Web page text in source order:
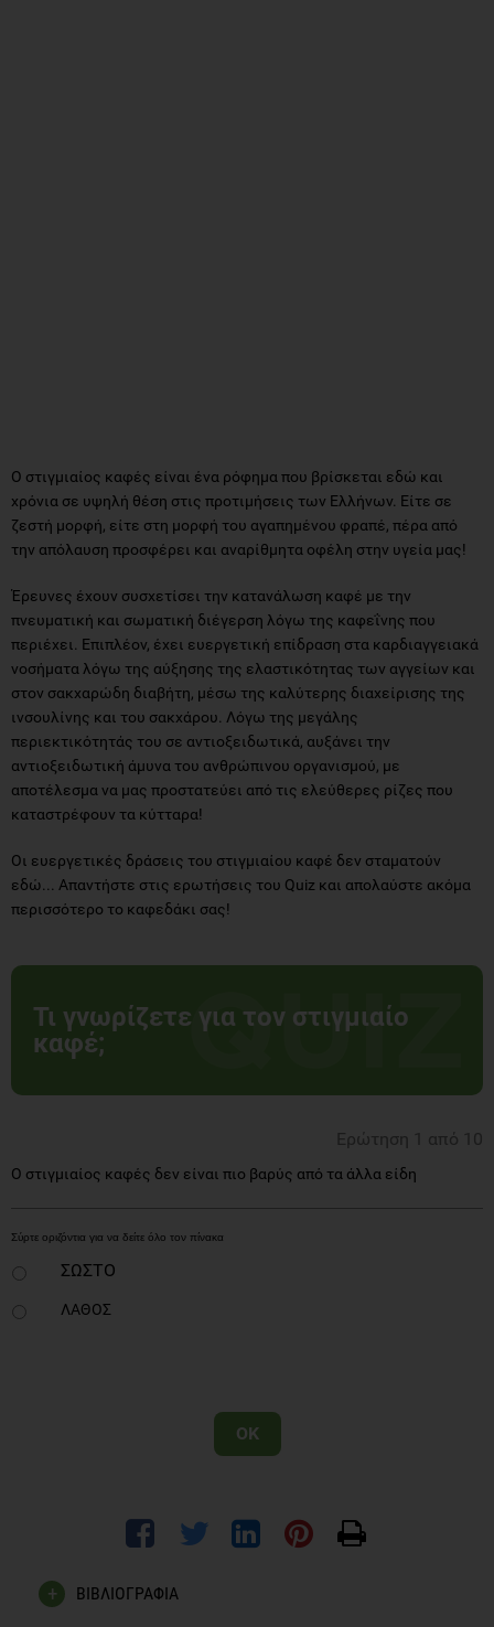
Ο στιγμιαίος καφές είναι ένα ρόφημα που βρίσκεται εδώ και
χρόνια σε υψηλή θέση στις προτιμήσεις των Ελλήνων. Είτε σε
ζεστή μορφή, είτε στη μορφή του αγαπημένου φραπέ, πέρα από
την απόλαυση προσφέρει και αναρίθμητα οφέλη στην υγεία μας!
Έρευνες έχουν συσχετίσει την κατανάλωση καφέ με την
πνευματική και σωματική διέγερση λόγω της καφεΐνης που
περιέχει. Επιπλέον, έχει ευεργετική επίδραση στα καρδιαγγειακά
νοσήματα λόγω της αύξησης της ελαστικότητας των αγγείων και
στον σακχαρώδη διαβήτη, μέσω της καλύτερης διαχείρισης της
ινσουλίνης και του σακχάρου. Λόγω της μεγάλης
περιεκτικότητάς του σε αντιοξειδωτικά, αυξάνει την
αντιοξειδωτική άμυνα του ανθρώπινου οργανισμού, με
αποτέλεσμα να μας προστατεύει από τις ελεύθερες ρίζες που
καταστρέφουν τα κύτταρα!
Οι ευεργετικές δράσεις του στιγμιαίου καφέ δεν σταματούν
εδώ... Απαντήστε στις ερωτήσεις του Quiz και απολαύστε ακόμα
περισσότερο το καφεδάκι σας!
Τι γνωρίζετε για τον στιγμιαίο
καφέ;
Ερώτηση 1 από 10
Ο στιγμιαίος καφές δεν είναι πιο βαρύς από τα άλλα είδη
ΣΩΣΤΟ
ΛΑΘΟΣ
OK
ΒΙΒΛΙΟΓΡΑΦΙΑ